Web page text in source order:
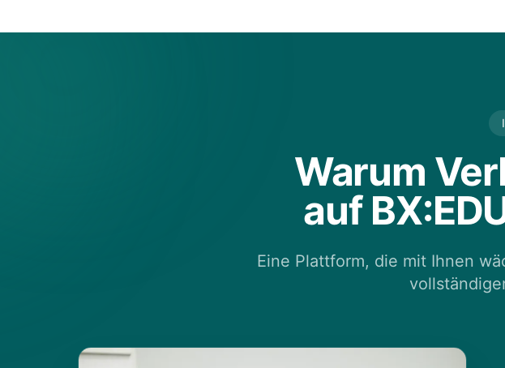
Warum
auf
Eine Plattform, die mit Ihnen